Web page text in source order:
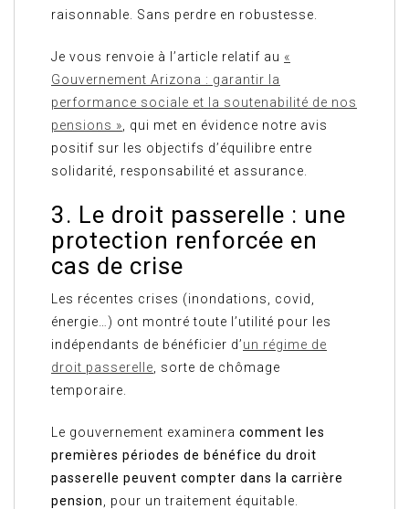
raisonnable. Sans perdre en robustesse.
Je vous renvoie à l’article relatif au «
Gouvernement Arizona : garantir la
performance sociale et la soutenabilité de nos
pensions » , qui met en évidence notre avis
positif sur les objectifs d’équilibre entre
solidarité, responsabilité et assurance.
3. Le droit passerelle : une
protection renforcée en
cas de crise
Les récentes crises (inondations, covid,
énergie…) ont montré toute l’utilité pour les
indépendants de bénéficier d’un régime de
droit passerelle , sorte de chômage
temporaire.
Le gouvernement examinera comment les
premières périodes de bénéfice du droit
passerelle peuvent compter dans la carrière
pension
, pour un traitement équitable.